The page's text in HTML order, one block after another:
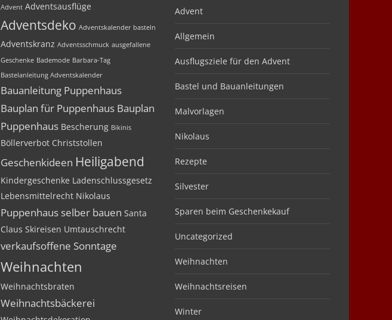
Advent Adventsausflüge
Adventsdeko Adventskalender basteln
Adventskranz Adventsschmuck ausgefallene
Geschenke Bademode Barbara-Tag
Bastelanleitung Adventskalender
Bauanleitung Puppenhaus
Bauplan für Puppenhaus Bauplan
Puppenhaus Bescherung Bikinis
Böllerverbot Christstollen
Geschenkideen Heiligabend
Kindergeschenke Ladenschlussgesetz
Lebensmittelrecht Nikolaus
Puppenhaus selber bauen Santa
Claus Skireisen Umtauschrecht
verkaufsoffene Sonntage
Weihnachten
Weihnachtsbraten
Weihnachtsbäckerei
Advent
Allgemein
Ausflugsziele für den Advent
Bastel und Bauanleitungen
Malvorlagen
Nikolaus
Rezepte
Silvester
Sparen beim Geschenkekauf
Uncategorized
Weihnachten
Weihnachtsreisen
Winter